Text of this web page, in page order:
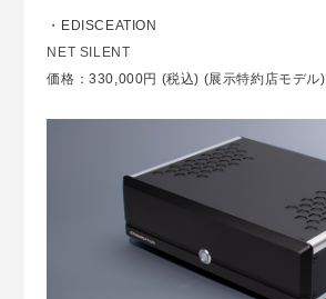
・EDISCEATION
NET SILENT
価格：330,000円 (税込) (展示特約店モデル)